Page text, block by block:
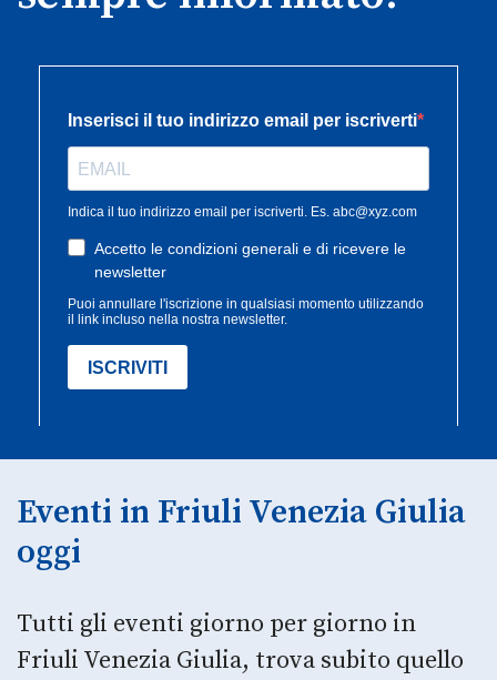
Eventi in Friuli Venezia Giulia
oggi
Tutti gli eventi giorno per giorno in
Friuli Venezia Giulia, trova subito quello